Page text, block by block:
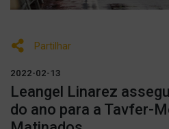
Partilhar
2022-02-13
Leangel Linarez
do ano para a Tavfer-